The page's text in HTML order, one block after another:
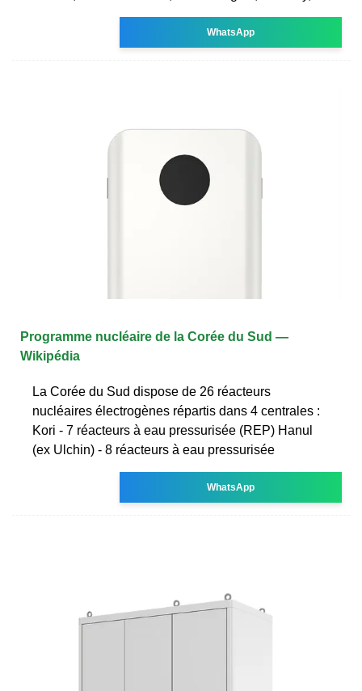
WhatsApp
Programme nucléaire de la Corée du Sud —
Wikipédia
La Corée du Sud dispose de 26 réacteurs
nucléaires électrogènes répartis dans 4 centrales :
Kori - 7 réacteurs à eau pressurisée (REP) Hanul
(ex Ulchin) - 8 réacteurs à eau pressurisée
WhatsApp